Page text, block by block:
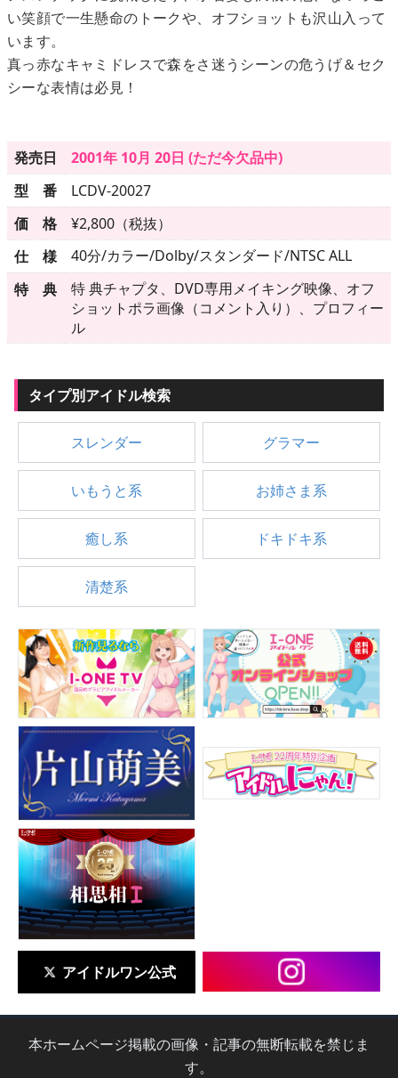
▶新作
▶次回作
▶発売年月日
ご利用ガイド
▶ 更新情報
個人情報保護について
▶会社概要
お問い合わせフォーム
い笑顔で一生懸命のトークや、オフショットも沢山入って
います。
真っ赤なキャミドレスで森をさ迷うシーンの危うげ＆セク
シーな表情は必見！
発売日
2001年 10月 20日 (ただ今欠品中)
型 番
LCDV-20027
価 格
¥2,800（税抜）
仕 様
40分/カラー/Dolby/スタンダード/NTSC ALL
特 典
特 典チャプタ、DVD専用メイキング映像、オフ
ショットポラ画像（コメント入り）、プロフィー
ル
タイプ別アイドル検索
スレンダー グラマー
いもうと系 お姉さま系
癒し系 ドキドキ系
清楚系
アイドルワン公式
本ホームページ掲載の画像・記事の無断転載を禁じま
す。